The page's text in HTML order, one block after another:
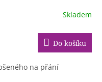
Skladem
Do košíku
na přání